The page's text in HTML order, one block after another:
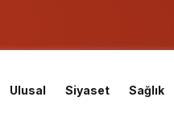
önce soruşturma başlatmış
durduruldu!
Ulusal Siyaset Sağlık